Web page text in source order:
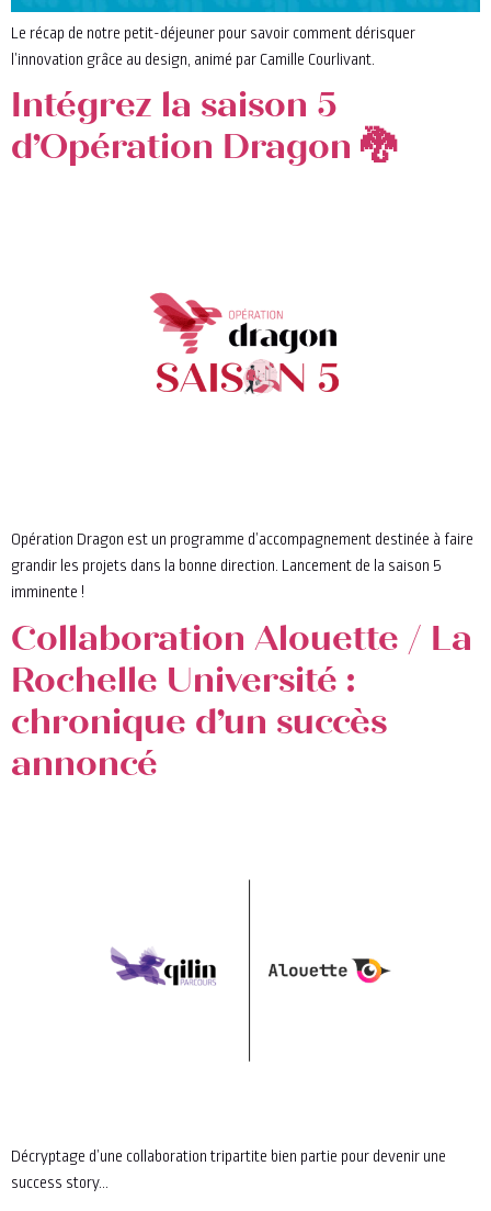
Le récap de notre petit-déjeuner pour savoir comment dérisquer
l’innovation grâce au design, animé par Camille Courlivant.
Intégrez la saison 5
d’Opération Dragon 🐉
Opération Dragon est un programme d’accompagnement destinée à faire
grandir les projets dans la bonne direction. Lancement de la saison 5
imminente !
Collaboration Alouette / La
Rochelle Université :
chronique d’un succès
annoncé
Décryptage d’une collaboration tripartite bien partie pour devenir une
success story…